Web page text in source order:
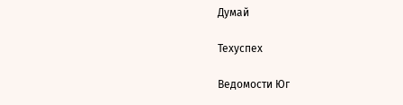
Думай
Техуспех
Ведомости Юг